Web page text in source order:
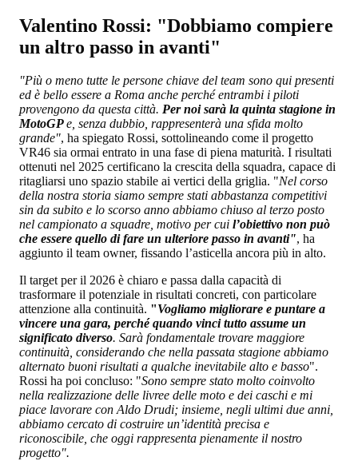
Valentino Rossi: "Dobbiamo compiere
un altro passo in avanti"
"Più o meno tutte le persone chiave del team sono qui presenti
ed è bello essere a Roma anche perché entrambi i piloti
provengono da questa città. Per noi sarà la quinta stagione in
MotoGPe, senza dubbio, rappresenterà una sfida molto
grande", ha spiegato Rossi, sottolineando come il progetto
VR46 sia ormai entrato in una fase di piena maturità. I risultati
ottenuti nel 2025 certificano la crescita della squadra, capace di
ritagliarsi uno spazio stabile ai vertici della griglia. "Nel corso
della nostra storia siamo sempre stati abbastanza competitivi
sin da subito e lo scorso anno abbiamo chiuso al terzo posto
nel campionato a squadre, motivo per cui l’obiettivo non può
che essere quello di fare un ulteriore passo in avanti", ha
aggiunto il team owner, fissando l’asticella ancora più in alto.
Il target per il 2026 è chiaro e passa dalla capacità di
trasformare il potenziale in risultati concreti, con particolare
attenzione alla continuità. "Vogliamo migliorare e puntare a
vincere una gara, perché quando vinci tutto assume un
significato diverso. Sarà fondamentale trovare maggiore
continuità, considerando che nella passata stagione abbiamo
alternato buoni risultati a qualche inevitabile alto e basso".
Rossi ha poi concluso: "Sono sempre stato molto coinvolto
nella realizzazione delle livree delle moto e dei caschi e mi
piace lavorare con Aldo Drudi; insieme, negli ultimi due anni,
abbiamo cercato di costruire un’identità precisa e
riconoscibile, che oggi rappresenta pienamente il nostro
progetto".